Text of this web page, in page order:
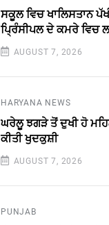
ਸਕੂਲ ਵਿਚ ਖਾਲਿਸਤਾਨ
ਪ੍ਰਿੰਸੀਪਲ ਦੇ ਕਮਰੇ ਵਿਚ
AUGUST 7, 2026
HARYANA NEWS
ਘਰੇਲੂ ਝਗੜੇ ਤੋਂ ਦੁਖੀ ਹੋ
ਕੀਤੀ ਖੁਦਕੁਸ਼ੀ
AUGUST 7, 2026
PUNJAB